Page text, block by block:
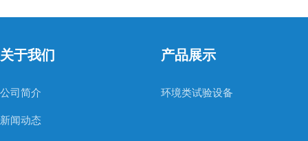
关于我们
公司简介
新闻动态
产品展示
环境类试验设备